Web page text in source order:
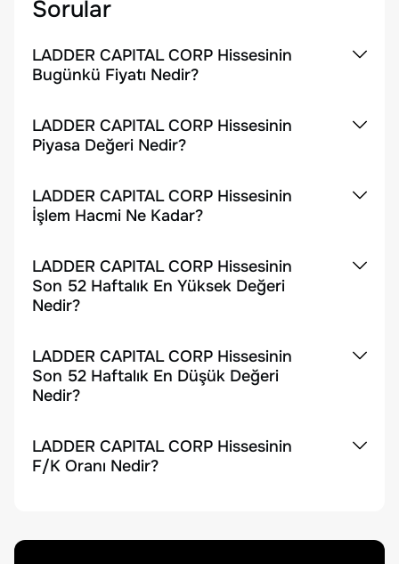
Sorular
LADDER CAPITAL CORP Hissesinin
Bugünkü Fiyatı Nedir?
LADDER CAPITAL CORP Hissesinin
Piyasa Değeri Nedir?
LADDER CAPITAL CORP Hissesinin
İşlem Hacmi Ne Kadar?
LADDER CAPITAL CORP Hissesinin
Son 52 Haftalık En Yüksek Değeri
Nedir?
LADDER CAPITAL CORP Hissesinin
Son 52 Haftalık En Düşük Değeri
Nedir?
LADDER CAPITAL CORP Hissesinin
F/K Oranı Nedir?